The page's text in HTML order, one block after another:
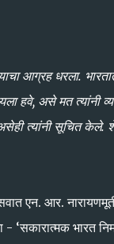
आग्रह धरला.
हवे, असे मत त्यांनी
त्यांनी सूचित केले.
एन. आर.
‘सकारात्मक भारत